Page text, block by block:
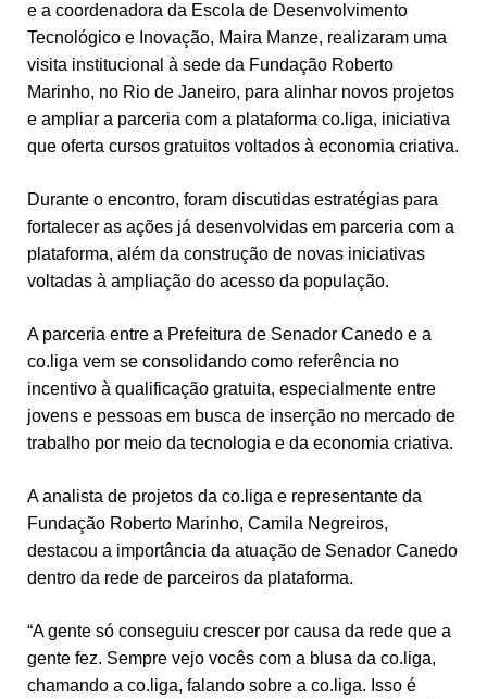
e a coordenadora da Escola de Desenvolvimento
Tecnológico e Inovação, Maira Manze, realizaram uma
visita institucional à sede da Fundação Roberto
Marinho, no Rio de Janeiro, para alinhar novos projetos
e ampliar a parceria com a plataforma co.liga, iniciativa
que oferta cursos gratuitos voltados à economia criativa.
Durante o encontro, foram discutidas estratégias para
fortalecer as ações já desenvolvidas em parceria com a
plataforma, além da construção de novas iniciativas
voltadas à ampliação do acesso da população.
A parceria entre a Prefeitura de Senador Canedo e a
co.liga vem se consolidando como referência no
incentivo à qualificação gratuita, especialmente entre
jovens e pessoas em busca de inserção no mercado de
trabalho por meio da tecnologia e da economia criativa.
A analista de projetos da co.liga e representante da
Fundação Roberto Marinho, Camila Negreiros,
destacou a importância da atuação de Senador Canedo
dentro da rede de parceiros da plataforma.
“A gente só conseguiu crescer por causa da rede que a
gente fez. Sempre vejo vocês com a blusa da co.liga,
chamando a co.liga, falando sobre a co.liga. Isso é